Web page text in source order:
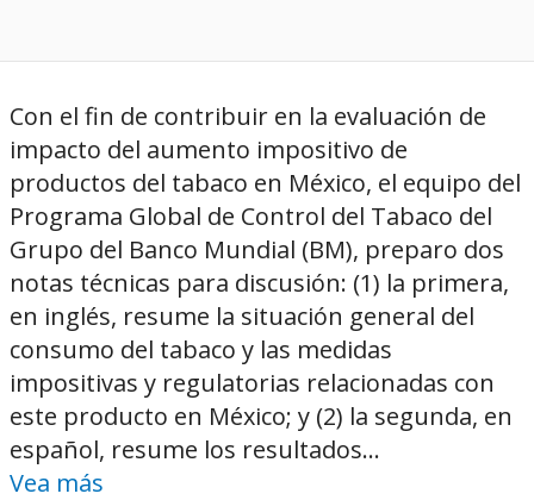
Con el fin de contribuir en la evaluación de
impacto del aumento impositivo de
productos del tabaco en México, el equipo del
Programa Global de Control del Tabaco del
Grupo del Banco Mundial (BM), preparo dos
notas técnicas para discusión: (1) la primera,
en inglés, resume la situación general del
consumo del tabaco y las medidas
impositivas y regulatorias relacionadas con
este producto en México; y (2) la segunda, en
español, resume los resultados...
Vea más